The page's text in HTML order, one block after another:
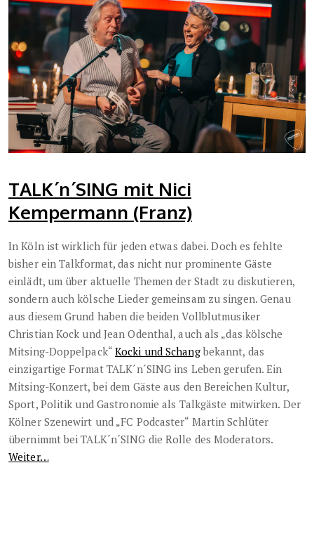
TALK´n´SING mit Nici
Kempermann (Franz)
In Köln ist wirklich für jeden etwas dabei. Doch es fehlte
bisher ein Talkformat, das nicht nur prominente Gäste
einlädt, um über aktuelle Themen der Stadt zu diskutieren,
sondern auch kölsche Lieder gemeinsam zu singen. Genau
aus diesem Grund haben die beiden Vollblutmusiker
Christian Kock und Jean Odenthal, auch als „das kölsche
Mitsing-Doppelpack“ Kocki und Schangbekannt, das
einzigartige Format TALK´n´SING ins Leben gerufen. Ein
Mitsing-Konzert, bei dem Gäste aus den Bereichen Kultur,
Sport, Politik und Gastronomie als Talkgäste mitwirken. Der
Kölner Szenewirt und „FC Podcaster“ Martin Schlüter
übernimmt bei TALK´n´SING die Rolle des Moderators.
Weiter…